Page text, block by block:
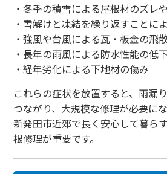
・冬季の積雪による屋根材のズレ
・雪解けと凍結を繰り返すことに
・強風や台風による瓦・板金の飛
・長年の雨風による防水性能の低下
・経年劣化による下地材の傷み
これらの症状を放置すると、雨漏
つながり、大規模な修理が必要に
新発田市近郊で長く安心して暮ら
根修理が重要です。